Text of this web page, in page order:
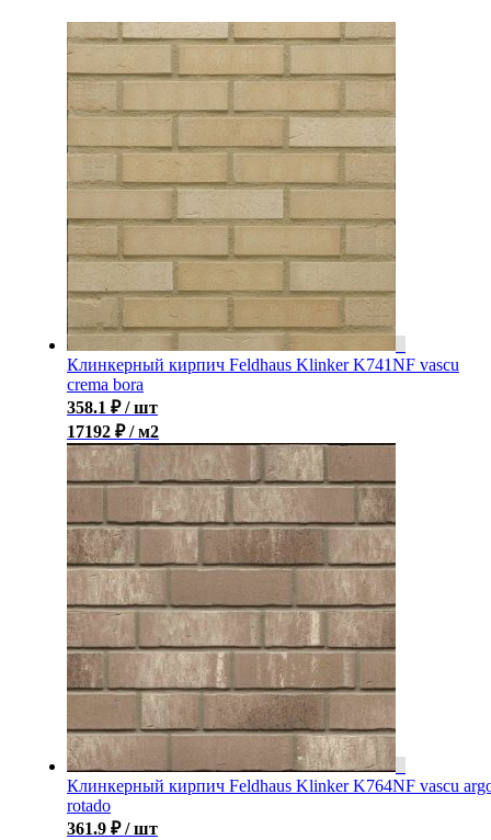
Клинкерный кирпич Feldhaus Klinker K741NF vascu
crema bora
358.1 ₽ / шт
17192 ₽ / м2
Клинкерный кирпич Feldhaus Klinker K764NF vascu
rotado
361.9 ₽ / шт